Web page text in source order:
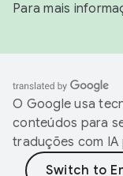
Para mais
O Google usa
conteúdos para
traduções com